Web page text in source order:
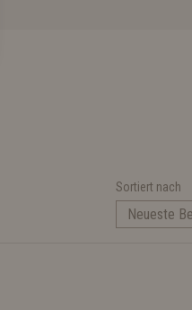
Sortiert nach